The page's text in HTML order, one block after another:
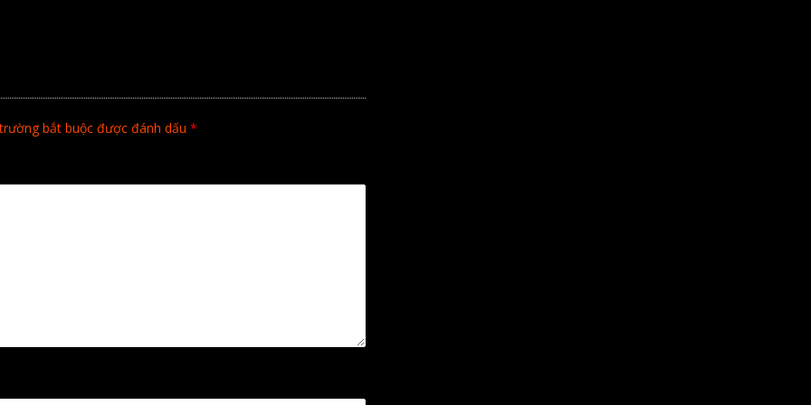
bắt buộc được đánh dấu *